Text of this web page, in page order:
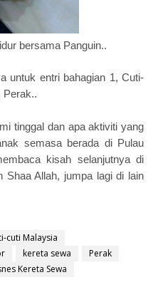
bersama Panguin..
untuk entri bahagian 1, Cuti-
Perak..
tinggal dan apa aktiviti yang
semasa berada di Pulau
kisah selanjutnya di
Shaa Allah, jumpa lagi di lain
cuti Malaysia
kereta sewa
Perak
Kereta Sewa